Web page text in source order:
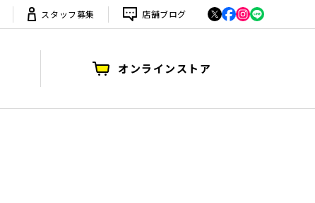
スタッフ募集 店舗ブログ
オンラインストア